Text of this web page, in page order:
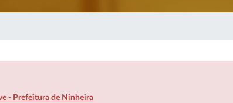
- Prefeitura de Ninheira